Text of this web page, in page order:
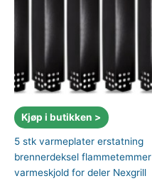
Kjøp i butikken >
5 stk varmeplater erstatning
brennerdeksel flammetemmer
varmeskjold for deler Nexgrill